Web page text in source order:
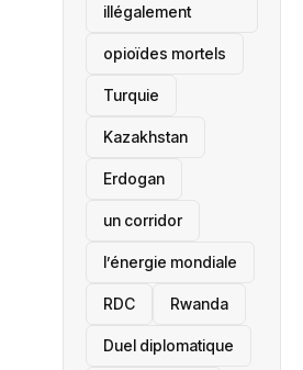
illégalement
opioïdes mortels
‎Turquie
Kazakhstan
Erdogan
un corridor
l’énergie mondiale
RDC Rwanda
Duel diplomatique